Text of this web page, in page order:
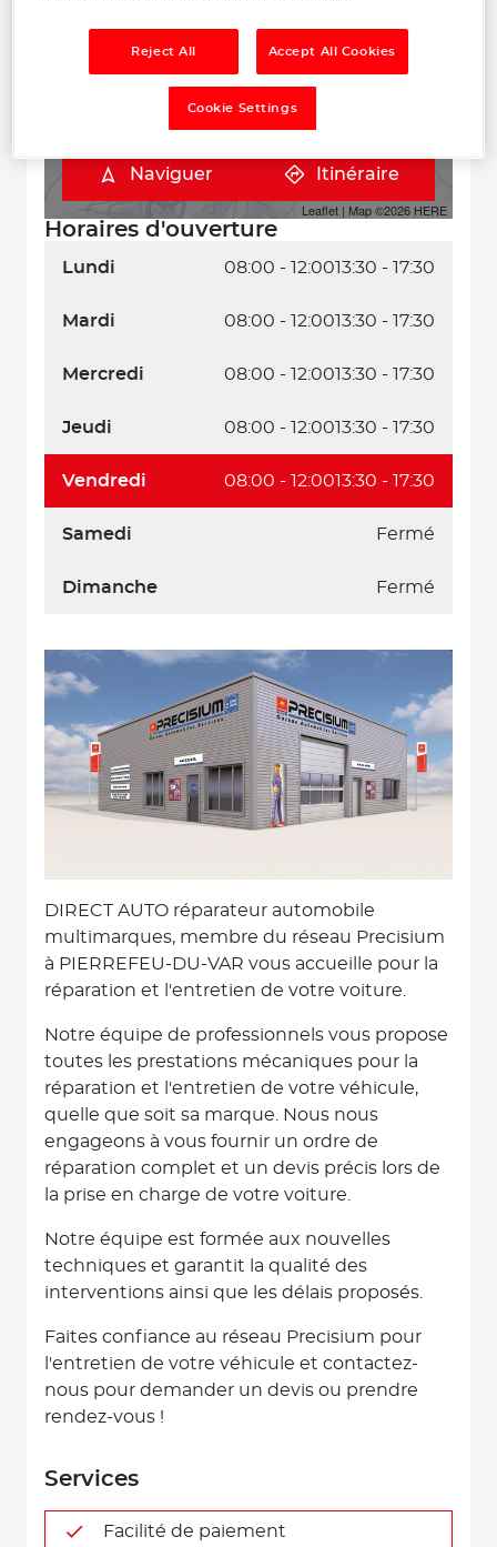
Horaires d'ouverture
Lundi 08:00 - 12:0013:30 - 17:30
Mardi 08:00 - 12:0013:30 - 17:30
Mercredi 08:00 - 12:0013:30 - 17:30
Jeudi 08:00 - 12:0013:30 - 17:30
Vendredi 08:00 - 12:0013:30 - 17:30
Samedi Fermé
Dimanche Fermé
Leaflet | Map ©2026 HERE
Naviguer Itinéraire
DIRECT AUTO réparateur automobile
multimarques, membre du réseau Precisium
à PIERREFEU-DU-VAR vous accueille pour la
réparation et l'entretien de votre voiture.
Notre équipe de professionnels vous propose
toutes les prestations mécaniques pour la
réparation et l'entretien de votre véhicule,
quelle que soit sa marque. Nous nous
engageons à vous fournir un ordre de
réparation complet et un devis précis lors de
la prise en charge de votre voiture.
Notre équipe est formée aux nouvelles
techniques et garantit la qualité des
interventions ainsi que les délais proposés.
Faites confiance au réseau Precisium pour
l'entretien de votre véhicule et contactez-
nous pour demander un devis ou prendre
rendez-vous !
Services
Facilité de paiement
Reject All Accept All Cookies
Cookie Settings